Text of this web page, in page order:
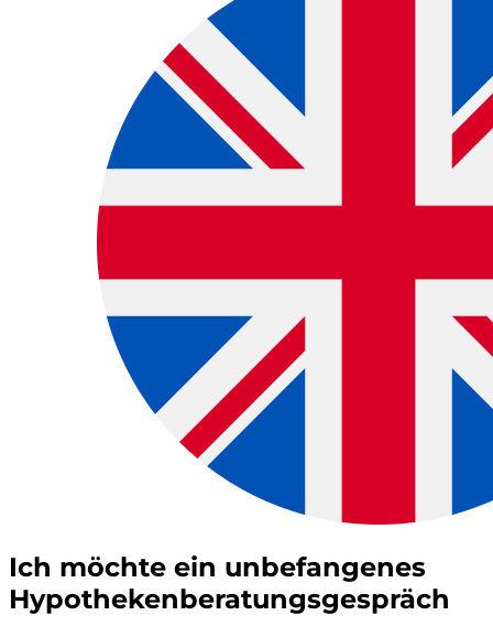
Ich möchte ein unbefangenes
Hypothekenberatungsgespräch